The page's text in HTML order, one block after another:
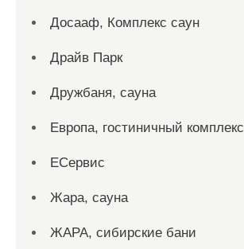
Досааф, Комплекс саун
Драйв Парк
Дружбаня, сауна
Европа, гостиничный комплекс
ЕСервис
Жара, сауна
ЖАРА, сибирские бани